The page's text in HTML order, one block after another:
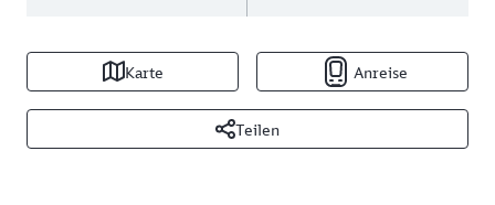
Karte Anreise
Teilen